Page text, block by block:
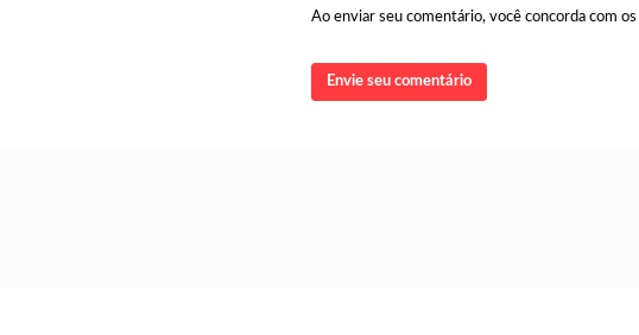
Ao enviar seu comentário, você concorda com os
Envie seu comentário